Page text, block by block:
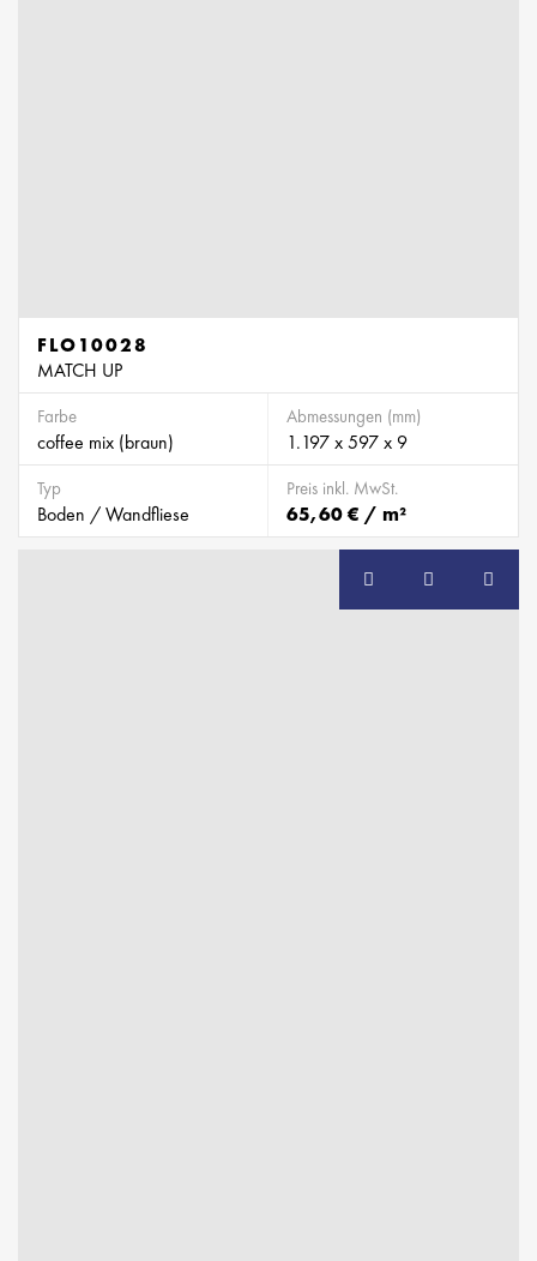
FLO10028
MATCH UP
Farbe
coffee mix (braun)
Abmessungen (mm)
1.197 x 597 x 9
Typ
Boden / Wandfliese
Preis inkl. MwSt.
65,60 € / m²